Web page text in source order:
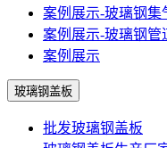
案例展示-玻璃钢集
案例展示-玻璃钢管
案例展示
玻璃钢盖板
批发玻璃钢盖板